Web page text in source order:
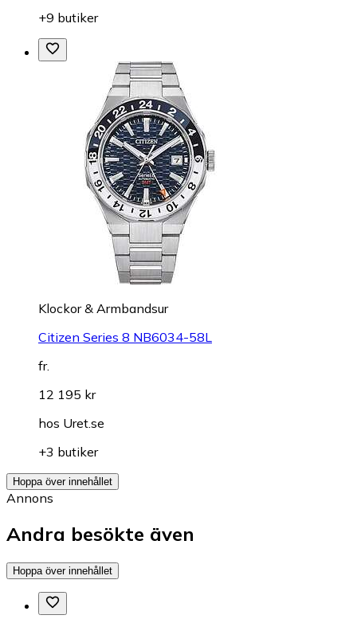
+9 butiker
Klockor & Armbandsur
Citizen Series 8 NB6034-58L
fr.
12 195 kr
hos Uret.se
+3 butiker
Hoppa över innehållet
Annons
Andra besökte även
Hoppa över innehållet